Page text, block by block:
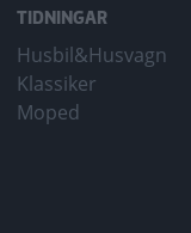
TIDNINGAR
Husbil&Husvagn
Klassiker
Moped